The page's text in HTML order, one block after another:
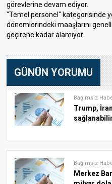
görevlerine devam ediyor.
"Temel personel" kategorisinde
dönemlerindeki maaşlarını
geçirene kadar alamıyor.
GÜNÜN YORUMU
Bağımsız
Trump,
sağlanabilir
Bağımsız
Merkez